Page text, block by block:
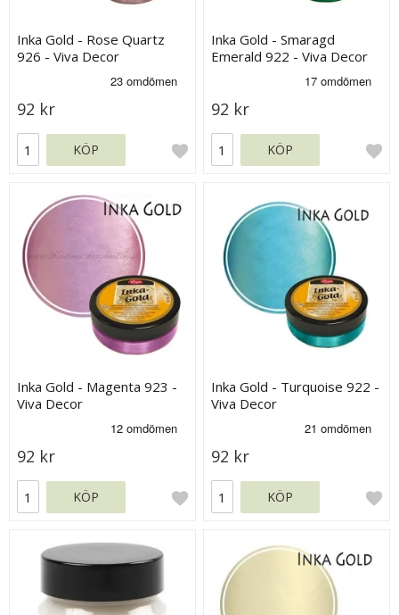
Inka Gold - Rose Quartz
926 - Viva Decor
92 kr
KÖP
Inka Gold - Smaragd
Emerald 922 - Viva Decor
92 kr
KÖP
Inka Gold - Magenta 923 -
Viva Decor
92 kr
KÖP
Inka Gold - Turquoise 922 -
Viva Decor
92 kr
KÖP